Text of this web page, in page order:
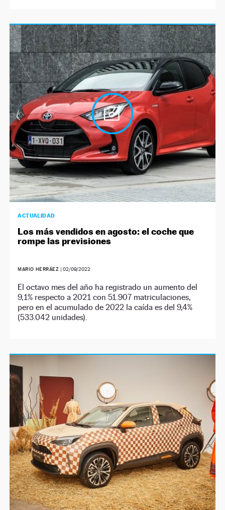
ACTUALIDAD
Los más vendidos en agosto: el coche que
rompe las previsiones
MARIO HERRÁEZ | 02/09/2022
El octavo mes del año ha registrado un aumento del
9,1% respecto a 2021 con 51.907 matriculaciones,
pero en el acumulado de 2022 la caída es del 9,4%
(533.042 unidades).